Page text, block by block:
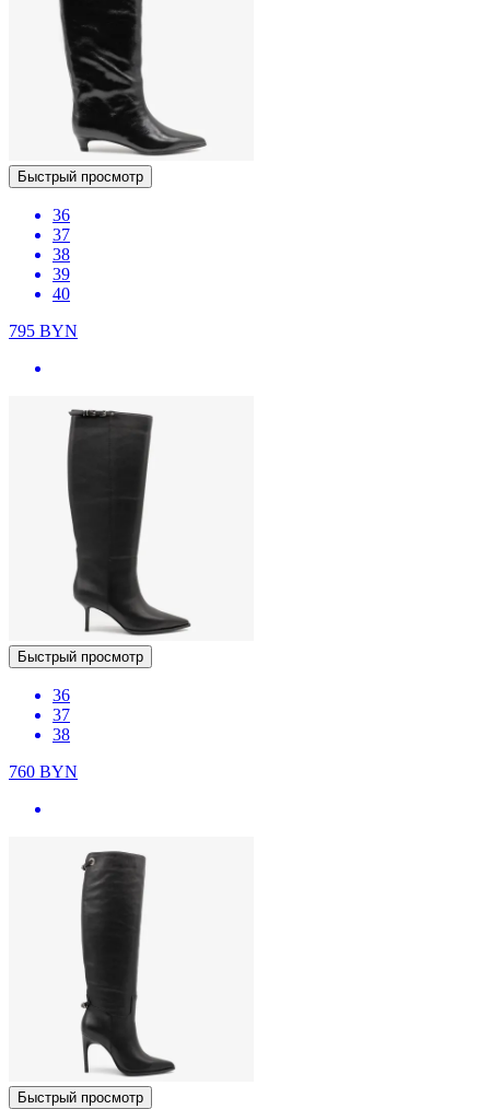
Быстрый просмотр
36
37
38
39
40
795 BYN
Быстрый просмотр
36
37
38
760 BYN
Быстрый просмотр